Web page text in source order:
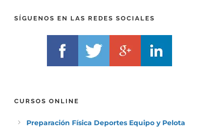
SÍGUENOS EN LAS REDES SOCIALES
CURSOS ONLINE
Preparación Física Deportes Equipo y Pelota